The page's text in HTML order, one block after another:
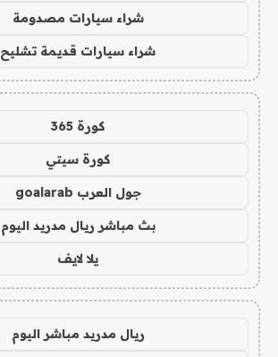
شراء سيارات مصدومة
شراء سيارات قديمة تشليح
كورة 365
كورة سيتي
جول العرب goalarab
بث مباشر ريال مدريد اليوم
يلا لايف
ريال مدريد مباشر اليوم